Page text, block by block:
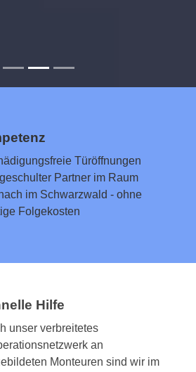
Türöffnungen
Partner im Raum
im Schwarzwald - ohne
Folgekosten
Hilfe
unser verbreitetes
an
Monteuren sind wir im